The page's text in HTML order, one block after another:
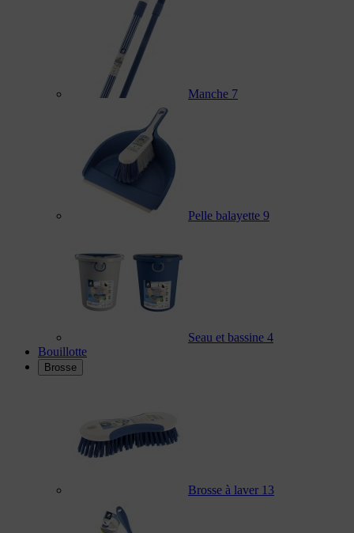
Manche 7
Pelle balayette 9
Seau et bassine 4
Bouillotte
Brosse
Brosse à laver 13